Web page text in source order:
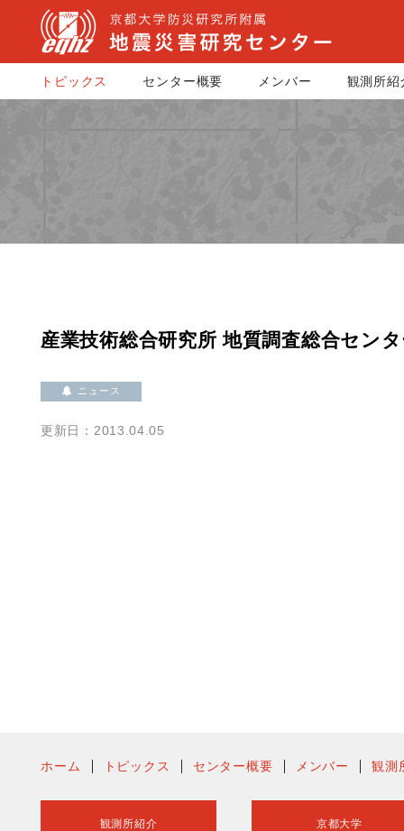
トピックス センター概要 メンバー 観測所紹
産業技術総合研究所 地質調査総合セン
ニュース
更新日：2013.04.05
ホーム トピックス センター概要 メンバー 観測
観測所紹介 京都大学